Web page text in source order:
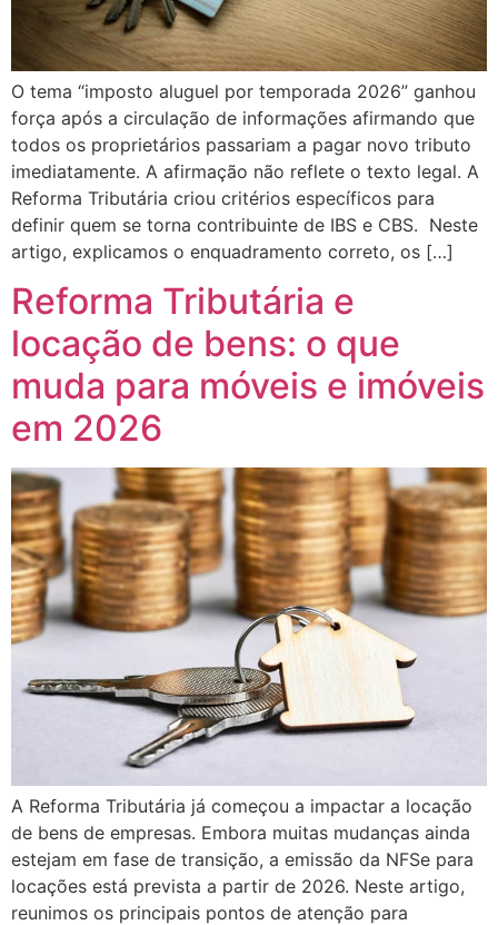
O tema “imposto aluguel por temporada 2026” ganhou
força após a circulação de informações afirmando que
todos os proprietários passariam a pagar novo tributo
imediatamente. A afirmação não reflete o texto legal. A
Reforma Tributária criou critérios específicos para
definir quem se torna contribuinte de IBS e CBS. Neste
artigo, explicamos o enquadramento correto, os […]
Reforma Tributária e
locação de bens: o que
muda para móveis e imóveis
em 2026
A Reforma Tributária já começou a impactar a locação
de bens de empresas. Embora muitas mudanças ainda
estejam em fase de transição, a emissão da NFSe para
locações está prevista a partir de 2026. Neste artigo,
reunimos os principais pontos de atenção para